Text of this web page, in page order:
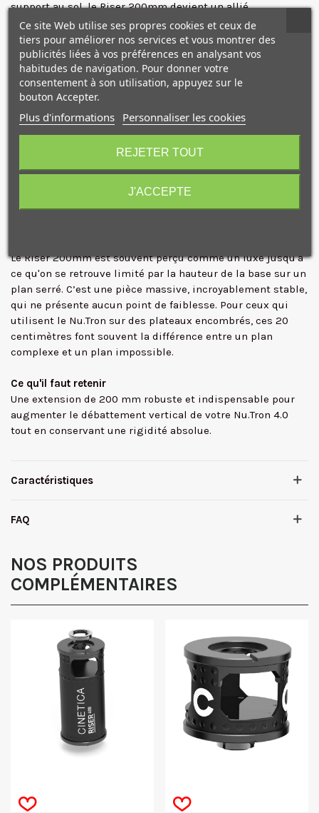
support au sol, le Riser 200mm devient un allié
stratégique.
L'obsession de Cinetica pour la précision se retrouve dans
la finition de cette pièce. L'alignement est parfait,
garantissant que les vecteurs de force de votre
contrepoids restent parfaitement verticaux. Pour les
directeurs de la photographie, cela signifie que la
sensation d'apesanteur du Nu.Tron 4.0 reste inchangée,
quel que soit l'ajout d'accessoires.
extérieur, ce riser offre la marge de manœuvre nécessaire
pour capturer des perspectives dynamiques inaccessibles
avec une configuration standard.
Le Riser 200mm est souvent perçu comme un luxe jusqu'à
ce qu'on se retrouve limité par la hauteur de la base sur un
plan serré. C’est une pièce massive, incroyablement stable,
qui ne présente aucun point de faiblesse. Pour ceux qui
utilisent le Nu.Tron sur des plateaux encombrés, ces 20
centimètres font souvent la différence entre un plan
complexe et un plan impossible.
Ce qu'il faut retenir
Une extension de 200 mm robuste et indispensable pour
augmenter le débattement vertical de votre Nu.Tron 4.0
tout en conservant une rigidité absolue.
Caractéristiques
FAQ
NOS PRODUITS
COMPLÉMENTAIRES
Ce site Web utilise ses propres cookies et ceux de
tiers pour améliorer nos services et vous montrer des
publicités liées à vos préférences en analysant vos
habitudes de navigation. Pour donner votre
consentement à son utilisation, appuyez sur le
bouton Accepter.
Plus d'informations Personnaliser les cookies
REJETER TOUT
J'ACCEPTE
10€ OFFERTS sur votre
premier achat !
J'accepte de recevoir des SMS de la part de la marque.
Obtenir mon code promo.